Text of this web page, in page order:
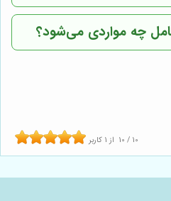
چه مواردی می‌شود؟
10 / 10 از 1 کاربر